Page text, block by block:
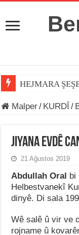
HEJMARA
Malper/ KURDÎ /
Jiyana Evdê
21 Ağustos 2019
Abdullah Oral bi
Helbestvanekî
dinyê. Di sala
Wê salê û vir ve
rojname û